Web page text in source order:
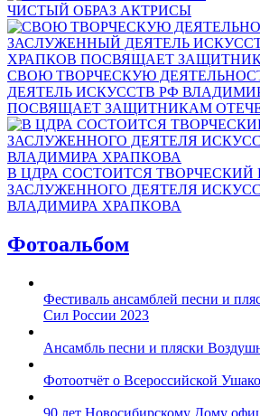
ЧИСТЫЙ ОБРАЗ АКТРИСЫ
СВОЮ ТВОРЧЕСКУЮ
ДЕЯТЕЛЬ ИСКУССТВ РФ
ПОСВЯЩАЕТ ЗАЩИТНИКАМ
В ЦДРА СОСТОИТСЯ ТВОРЧЕСКИЙ
ЗАСЛУЖЕННОГО ДЕЯТЕЛЯ
ВЛАДИМИРА ХРАПКОВА
Фотоальбом
Фестиваль ансамблей песни и
Сил России 2023
Ансамбль песни и пляски
Фотоотчёт о Всероссийской
90 лет Новосибирскому Дому